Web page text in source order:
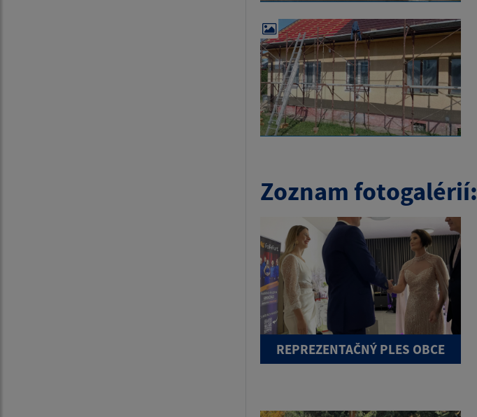
Zoznam fotogalérií:
REPREZENTAČNÝ PLES OBCE